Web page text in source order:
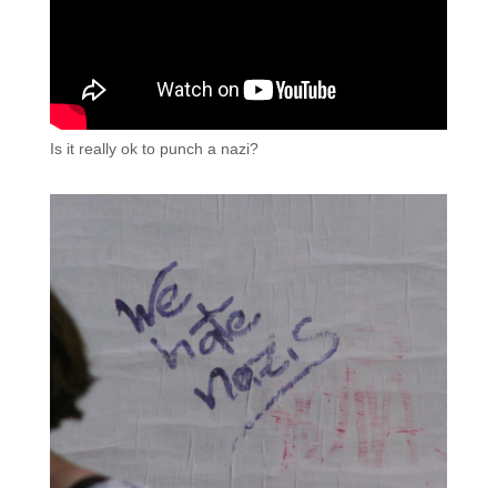
Is it really ok to punch a nazi?